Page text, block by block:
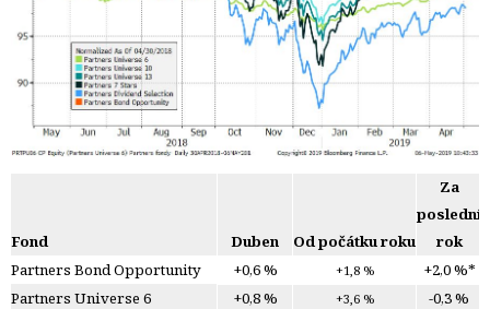
Fond Duben Od počátku roku
Za
poslední
rok
Partners Bond Opportunity
+0,6 % +1,8 %
+2,0 %*
Partners Universe 6
+0,8 % +3,6 %
-0,3 %